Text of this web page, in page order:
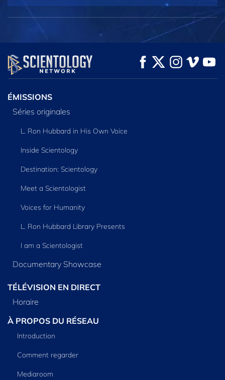
ÉMISSIONS
Séries originales
L. Ron Hubbard in His Own Voice
Inside Scientology
Destination: Scientology
Meet a Scientologist
Voices for Humanity
L. Ron Hubbard Library Presents
I am a Scientologist
Documentary Showcase
TÉLÉVISION EN DIRECT
Horaire
À PROPOS DU RÉSEAU
Introduction
Comment regarder
Mediaroom